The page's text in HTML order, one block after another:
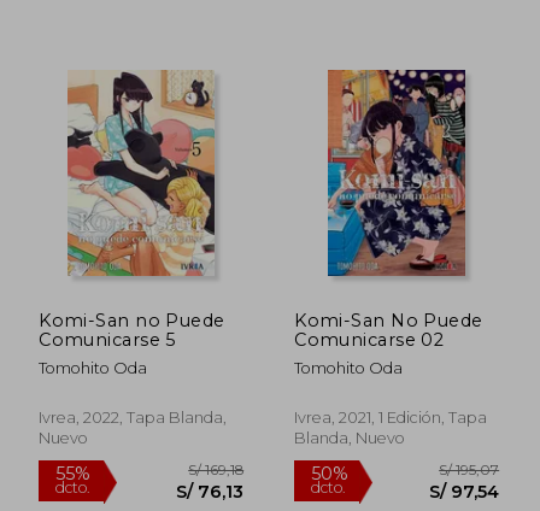
50% 53%
Komi-San no Puede
Comunicarse 5
Tomohito Oda
Ivrea, 2022, Tapa Blanda,
Nuevo
Komi-San No Puede
Comunicarse 02
Tomohito Oda
Ivrea, 2021, 1 Edición, Tapa
Blanda, Nuevo